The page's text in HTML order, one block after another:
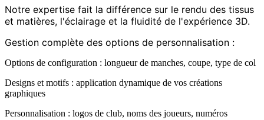
Notre expertise fait la différence sur le rendu des tissus
et matières, l'éclairage et la fluidité de l'expérience 3D.
Gestion complète des options de personnalisation :
Options de configuration : longueur de manches, coupe, type de col
Designs et motifs : application dynamique de vos créations
graphiques
Personnalisation : logos de club, noms des joueurs, numéros